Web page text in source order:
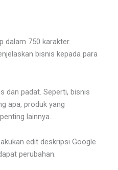
dalam 750 karakter.
bisnis kepada para
dan padat. Seperti, bisnis
apa, produk yang
lainnya.
edit deskripsi Google
perubahan.